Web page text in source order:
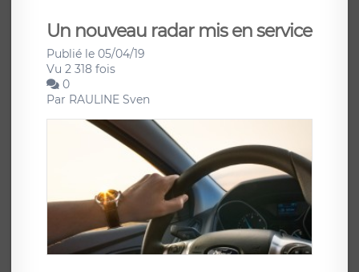
Un nouveau radar mis en service
Publié le 05/04/19
Vu 2 318 fois
0
Par RAULINE Sven